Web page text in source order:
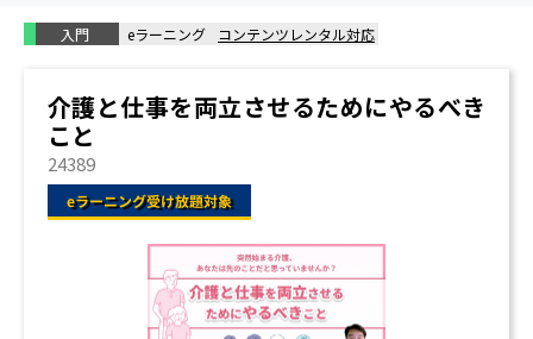
ッズ】
親の実家にある古すぎる家電に注意 【家電の経年劣
化】
離れて暮らす親の食事のサポート 【宅配弁当・栄養補
助食品】
最新家電への苦手意識を克服した先にあるもの
6. 亡くなる前と後にやるべきこと
親の人生最終段階の話し合い 【人生会議】
自分で判断できなくなる前に親の意思を知る 【エンデ
入門 eラーニング コンテンツレンタル対応
介護と仕事を両立させるためにやるべき
こと
24389